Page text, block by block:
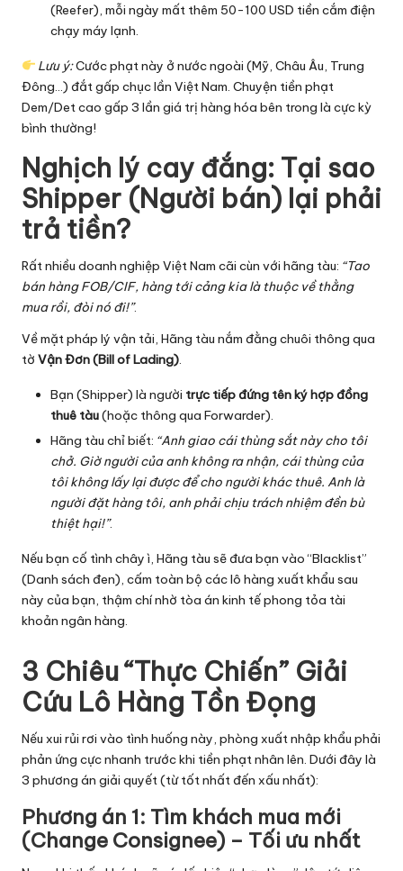
(Reefer), mỗi ngày mất thêm 50-100 USD tiền cắm điện
chạy máy lạnh.
Lưu ý:Cước phạt này ở nước ngoài (Mỹ, Châu Âu, Trung
Đông…) đắt gấp chục lần Việt Nam. Chuyện tiền phạt
Dem/Det cao gấp 3 lần giá trị hàng hóa bên trong là cực kỳ
bình thường!
Nghịch lý cay đắng: Tại sao
Shipper (Người bán) lại phải
trả tiền?
Rất nhiều doanh nghiệp Việt Nam cãi cùn với hãng tàu: “Tao
bán hàng FOB/CIF, hàng tới cảng kia là thuộc về thằng
mua rồi, đòi nó đi!”.
Về mặt pháp lý vận tải, Hãng tàu nắm đằng chuôi thông qua
tờ Vận Đơn (Bill of Lading).
Bạn (Shipper) là người trực tiếp đứng tên ký hợp đồng
thuê tàu(hoặc thông qua Forwarder).
Hãng tàu chỉ biết: “Anh giao cái thùng sắt này cho tôi
chở. Giờ người của anh không ra nhận, cái thùng của
tôi không lấy lại được để cho người khác thuê. Anh là
người đặt hàng tôi, anh phải chịu trách nhiệm đền bù
thiệt hại!”.
Nếu bạn cố tình chây ì, Hãng tàu sẽ đưa bạn vào “Blacklist”
(Danh sách đen), cấm toàn bộ các lô hàng xuất khẩu sau
này của bạn, thậm chí nhờ tòa án kinh tế phong tỏa tài
khoản ngân hàng.
3 Chiêu “Thực Chiến” Giải
Cứu Lô Hàng Tồn Đọng
Nếu xui rủi rơi vào tình huống này, phòng xuất nhập khẩu phải
phản ứng cực nhanh trước khi tiền phạt nhân lên. Dưới đây là
3 phương án giải quyết (từ tốt nhất đến xấu nhất):
Phương án 1: Tìm khách mua mới
(Change Consignee) – Tối ưu nhất